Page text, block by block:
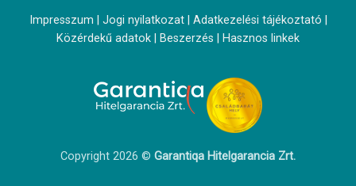
Impresszum Jogi nyilatkozat| Adatkezelési tájékoztató
Közérdekű adatok
Beszerzés Hasznos linkek
Copyright 2026 © Garantiqa Hitelgarancia Zrt.